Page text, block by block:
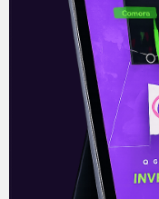
Na tarde-
foram
alcançados
commerce
Day”, ou dia
Leia mais